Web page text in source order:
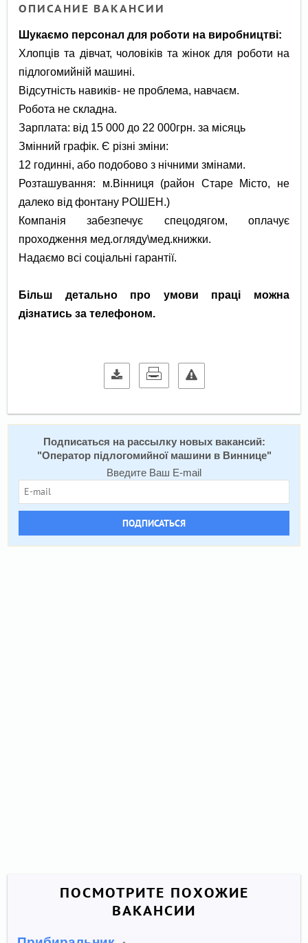
ОПИСАНИЕ ВАКАНСИИ
Шукаємо персонал для роботи на виробництві:
Хлопців та дівчат, чоловіків та жінок для роботи на
підлогомийній машині.
Відсутність навиків- не проблема, навчаєм.
Робота не складна.
Зарплата: від 15 000 до 22 000грн. за місяць
Змінний графік. Є різні зміни:
12 годинні, або подобово з нічними змінами.
Розташування: м.Вінниця (район Старе Місто, не
далеко від фонтану РОШЕН.)
Компанія забезпечує спецодягом, оплачує
проходження мед.огляду\мед.книжки.
Надаємо всі соціальні гарантії.
Більш детально про умови праці можна
дізнатись за телефоном.
Подписаться на расcылку новых вакансий:
"Оператор підлогомийної машини в Виннице"
Введите Ваш E-mail
ПОДПИСАТЬСЯ
ПОСМОТРИТЕ ПОХОЖИЕ
ВАКАНСИИ